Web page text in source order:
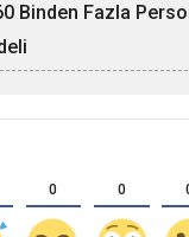
Binden Fazla
0 0